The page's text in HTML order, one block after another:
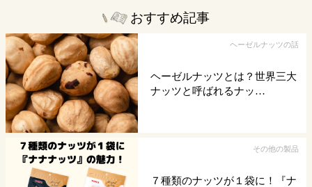
おすすめ記事
ヘーゼルナッツの話
ヘーゼルナッツとは？世界三大
ナッツと呼ばれるナッ…
その他の製品
７種類のナッツが１袋に！『ナ